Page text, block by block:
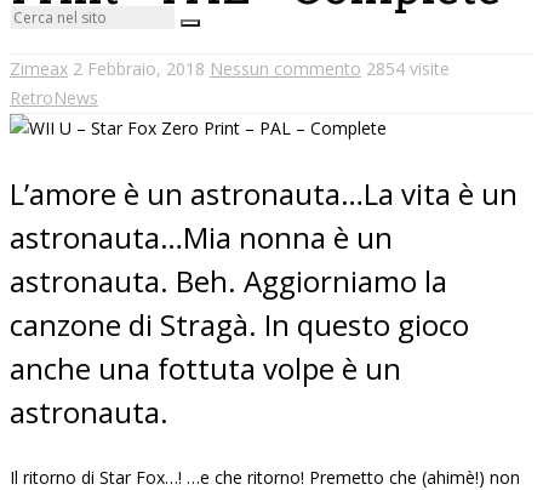
Zimeax 2 Febbraio, 2018 Nessun commento 2854 visite
RetroNews
L’amore è un astronauta…La vita è un
astronauta…Mia nonna è un
astronauta. Beh. Aggiorniamo la
canzone di Stragà. In questo gioco
anche una fottuta volpe è un
astronauta.
Il ritorno di Star Fox…! …e che ritorno! Premetto che (ahimè!) non